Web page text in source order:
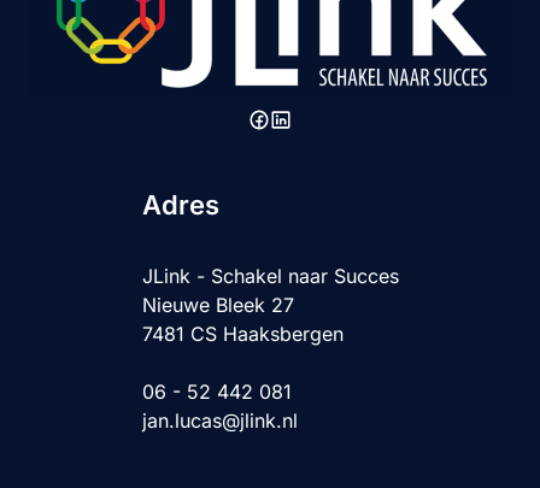
Adres
JLink - Schakel naar Succes
Nieuwe Bleek 27
7481 CS Haaksbergen
06 - 52 442 081
jan.lucas@jlink.nl